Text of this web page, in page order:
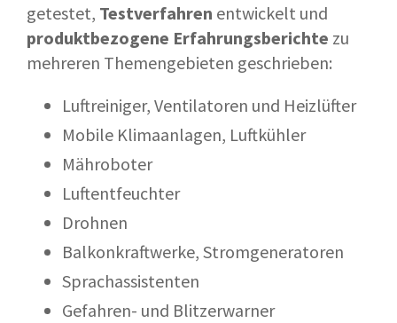
getestet, Testverfahren entwickelt und
produktbezogene Erfahrungsberichte zu
mehreren Themengebieten geschrieben:
Luftreiniger, Ventilatoren und Heizlüfter
Mobile Klimaanlagen, Luftkühler
Mähroboter
Luftentfeuchter
Drohnen
Balkonkraftwerke, Stromgeneratoren
Sprachassistenten
Gefahren- und Blitzerwarner